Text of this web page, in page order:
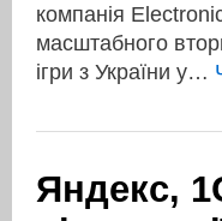
компанія
масштабного
ігри з України у…
Яндекс,